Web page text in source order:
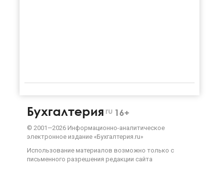
Бухгалтерия ru 16+
© 2001—2026 Информационно-аналитическое
электронное издание «Бухгалтерия.ru»
Использование материалов возможно только с
письменного разрешения редакции сайта